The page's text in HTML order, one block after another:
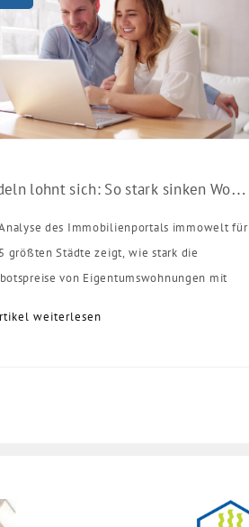
Pendeln lohnt sich: So stark sinken Wohnungspreise im Umland
des Immobilienportals immowelt für
größten Städte zeigt, wie stark die
von Eigentumswohnungen mit
weiterlesen